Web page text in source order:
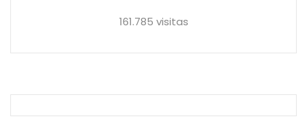
161.785 visitas